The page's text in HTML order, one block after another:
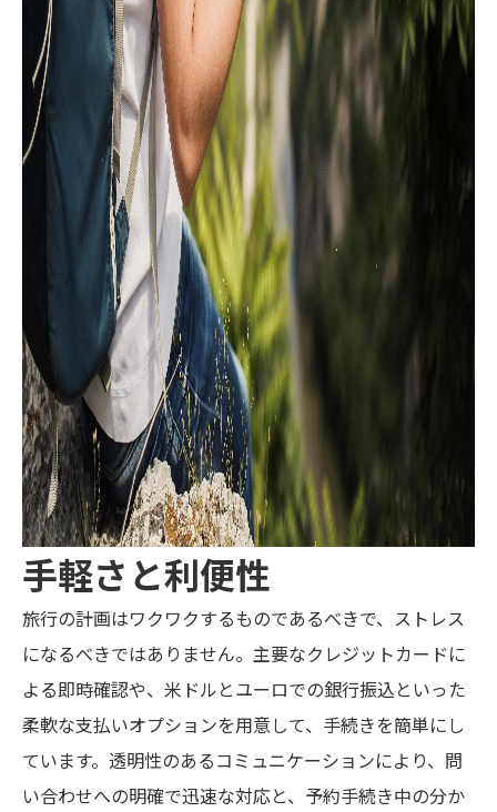
手軽さと利便性
旅行の計画はワクワクするものであるべきで、ストレス
になるべきではありません。主要なクレジットカードに
よる即時確認や、米ドルとユーロでの銀行振込といった
柔軟な支払いオプションを用意して、手続きを簡単にし
ています。透明性のあるコミュニケーションにより、問
い合わせへの明確で迅速な対応と、予約手続き中の分か